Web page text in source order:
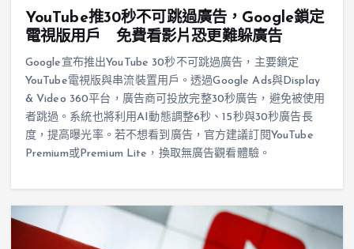
YouTube推30秒不可跳過廣告，Google鎖定
電視版用戶 免費看影片恐更難躲廣告
Google宣布推出YouTube 30秒不可跳過廣告，主要鎖定
YouTube電視版與串流裝置用戶。透過Google Ads與Display
& Video 360平台，廣告商可投放完整30秒廣告，避免被使用
者跳過。系統也將利用AI動態調整6秒、15秒與30秒廣告長
度，提高曝光率。若不想看到廣告，官方建議訂閱YouTube
Premium或Premium Lite，換取無廣告觀看體驗。